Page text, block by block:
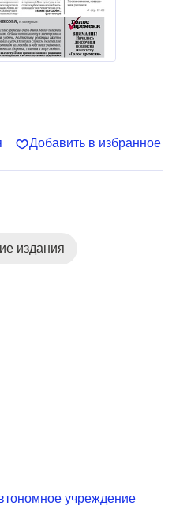
Добавить в избранное
издания
учреждение